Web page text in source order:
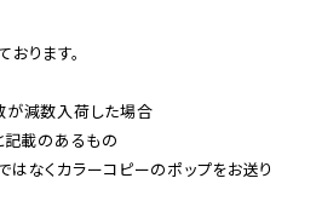
ります。
が減数入荷した場合
記載のあるもの
はなくカラーコピーのポップをお送り